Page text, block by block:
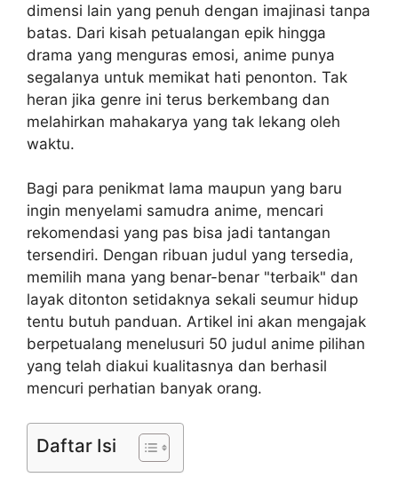
dimensi lain yang penuh dengan imajinasi tanpa
batas. Dari kisah petualangan epik hingga
drama yang menguras emosi, anime punya
segalanya untuk memikat hati penonton. Tak
heran jika genre ini terus berkembang dan
melahirkan mahakarya yang tak lekang oleh
waktu.
Bagi para penikmat lama maupun yang baru
ingin menyelami samudra anime, mencari
rekomendasi yang pas bisa jadi tantangan
tersendiri. Dengan ribuan judul yang tersedia,
memilih mana yang benar-benar "terbaik" dan
layak ditonton setidaknya sekali seumur hidup
tentu butuh panduan. Artikel ini akan mengajak
berpetualang menelusuri 50 judul anime pilihan
yang telah diakui kualitasnya dan berhasil
mencuri perhatian banyak orang.
Daftar Isi